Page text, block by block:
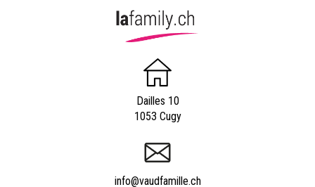
Dailles 10
1053 Cugy
info@vaudfamille.ch